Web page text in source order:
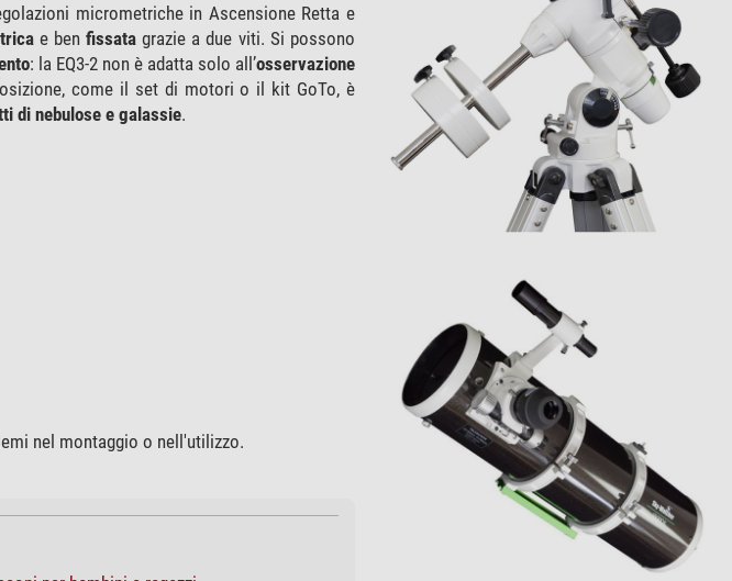
micrometriche in Ascensione Retta e
e benfissata grazie a due viti. Si possono
: la EQ3-2 non è adatta solo all’osservazione
come il set di motori o il kit GoTo, è
di nebulose e galassie.
nel montaggio o nell'utilizzo.